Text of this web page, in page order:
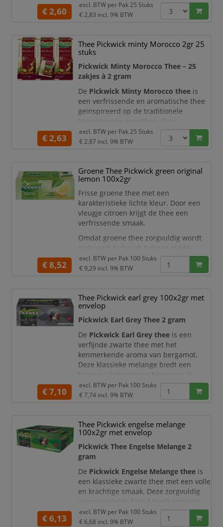
en lichtzoete smaakbeleving en is
perfect voor ontspannende momenten,
De thee is cafeïnevrij en daardoor
ideaal voor zowel overdag als in de
avond. Dankzij de verpakking met 25
theezakjes van 1,5
€ 2,60
excl. BTW per Pak 25 Stuks
€ 2,83 incl. 9% BTW
Thee Pickwick minty Morocco 2gr 25
stuks
Pickwick Minty Morocco Thee – 25
zakjes à 2 gram
De Pickwick Minty Morocco thee is
een verfrissende en aromatische thee
geïnspireerd op de traditionele
Marokkaanse muntthee. Deze
bijzondere melange combineert groene
thee met munt voor een frisse,
De zorgvuldig uitgebalanceerde blend
zorgt voor een verkwikkende thee die
perfect is voor elk moment van de dag.
Dankzij de verpakking met 25
theezakjes van 2
€ 2,63
excl. BTW per Pak 25 Stuks
€ 2,87 incl. 9% BTW
Groene Thee Pickwick green original
lemon 100x2gr
Frisse groene thee met een
karakteristieke lichte kleur. Door een
vleugje citroen krijgt de thee een
verfrissende smaak.
Omdat groene thee zorgvuldig wordt
smaak, en is groene thee daarom
lekker doordrinkbaar. Door het frisse
hebt. Een kopje groene thee zonder
suiker en melk bevat daarnaast geen
calorieën en is daarom een verantwoor
€ 8,52
excl. BTW per Pak 100 Stuks
€ 9,29 incl. 9% BTW
Thee Pickwick earl grey 100x2gr met
envelop
Pickwick Earl Grey Thee 2 gram
De Pickwick Earl Grey thee is een
verfijnde zwarte thee met het
kenmerkende aroma van bergamot.
Deze klassieke melange biedt een
frisse en licht citrusachtige smaak,
waardoor het een geliefde keuze is
voor theeliefhebbers die houden van
De thee wordt geleverd in praktische
theezakjes van 2 gram, wat zorgt voor
een perfecte dosering en een
consistente smaakbeleving bij elke kop
€ 7,10
excl. BTW per Pak 100 Stuks
€ 7,74 incl. 9% BTW
Thee Pickwick engelse melange
100x2gr met envelop
Pickwick Thee Engelse Melange 2
gram
De Pickwick Engelse Melange thee is
een klassieke zwarte thee met een volle
en krachtige smaak. Deze zorgvuldig
thee-ervaring en is ideaal voor elk
moment van de dag, of u nu geniet van
€ 6,13
excl. BTW per Pak 100 Stuks
€ 6,68 incl. 9% BTW